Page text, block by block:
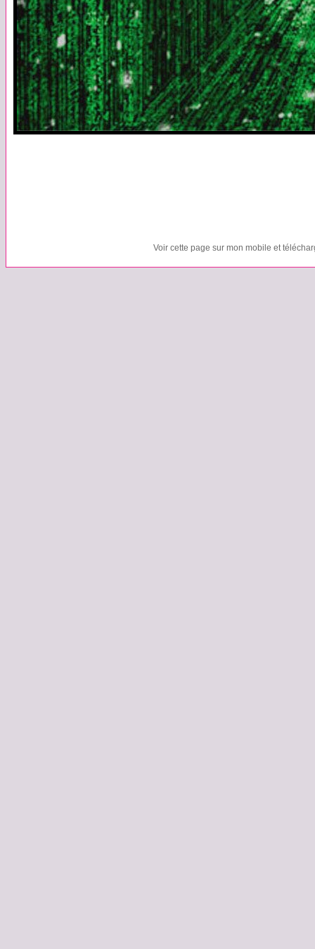
Voir cette page sur mon mobile et